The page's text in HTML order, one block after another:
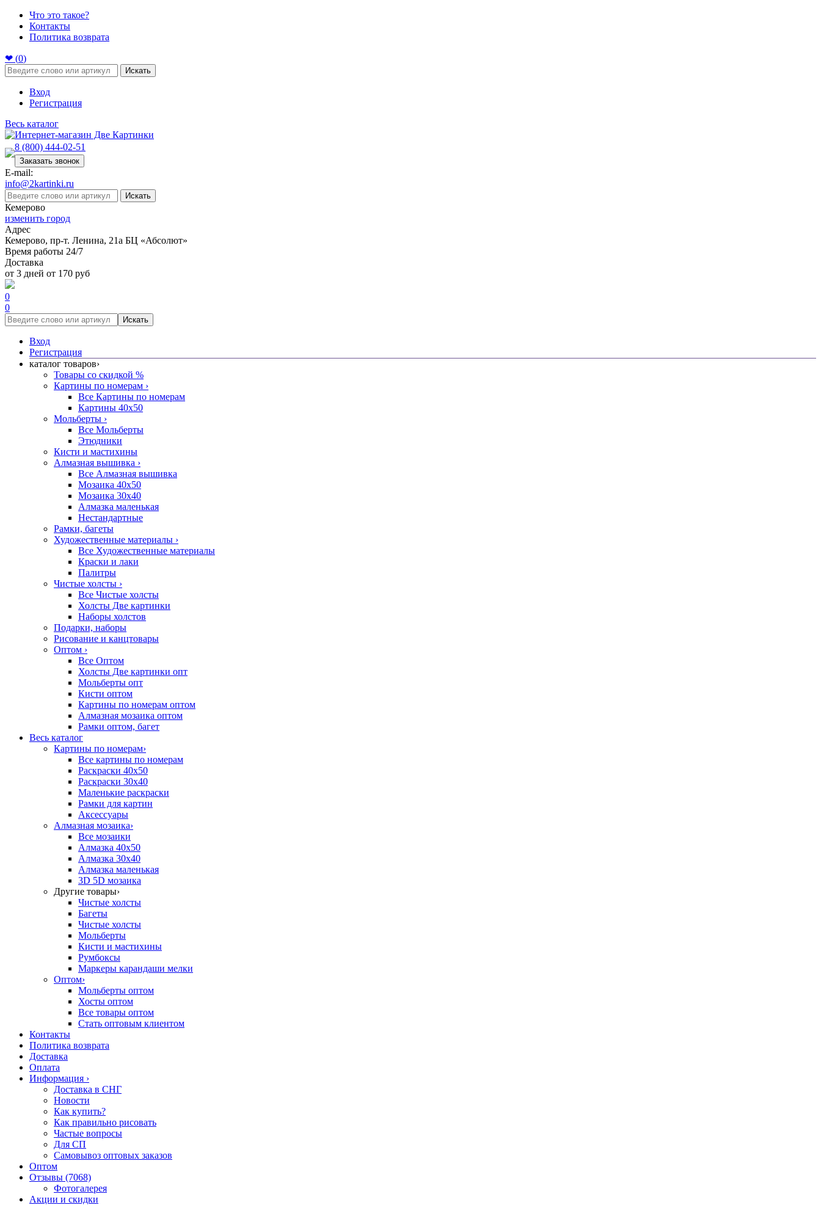
Что это такое?
Контакты
Политика возврата
❤ (0)
Искать
Вход
Регистрация
Весь каталог
8 (800) 444-02-51
Заказать звонок
E-mail:
info@2kartinki.ru
Искать
Кемерово
изменить город
Адрес
Кемерово, пр-т. Ленина, 21а БЦ «Абсолют»
Время работы 24/7
Доставка
от 3 дней от 170 руб
0
0
Искать
Вход
Регистрация
каталог товаров›
Товары со скидкой %
Картины по номерам ›
Все Картины по номерам
Картины 40x50
Мольберты ›
Все Мольберты
Этюдники
Кисти и мастихины
Алмазная вышивка ›
Все Алмазная вышивка
Мозаика 40x50
Мозаика 30x40
Алмазка маленькая
Нестандартные
Рамки, багеты
Художественные материалы ›
Все Художественные материалы
Краски и лаки
Палитры
Чистые холсты ›
Все Чистые холсты
Холсты Две картинки
Наборы холстов
Подарки, наборы
Рисование и канцтовары
Оптом ›
Все Оптом
Холсты Две картинки опт
Мольберты опт
Кисти оптом
Картины по номерам оптом
Алмазная мозаика оптом
Рамки оптом, багет
Весь каталог
Картины по номерам›
Все картины по номерам
Раскраски 40х50
Раскраски 30х40
Маленькие раскраски
Рамки для картин
Аксессуары
Алмазная мозаика›
Все мозаики
Алмазка 40х50
Алмазка 30х40
Алмазка маленькая
3D 5D мозаика
Другие товары›
Чистые холсты
Багеты
Чистые холсты
Мольберты
Кисти и мастихины
Румбоксы
Маркеры карандаши мелки
Оптом›
Мольберты оптом
Хосты оптом
Все товары оптом
Стать оптовым клиентом
Контакты
Политика возврата
Доставка
Оплата
Информация ›
Доставка в СНГ
Новости
Как купить?
Как правильно рисовать
Частые вопросы
Для СП
Самовывоз оптовых заказов
Оптом
Отзывы (7068)
Фотогалерея
Акции и скидки